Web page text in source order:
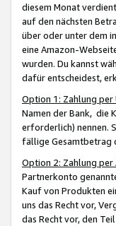
diesem Monat
auf den nächsten
über oder unter dem
eine Amazon-
wurden. Du kannst
dafür entscheidest,
Option 1: Zahlung per
Namen der Bank, die
erforderlich) nennen.
fällige Gesamtbetrag
Option 2: Zahlung per
Partnerkonto
Kauf von Produkten
uns das Recht vor,
das Recht vor, den